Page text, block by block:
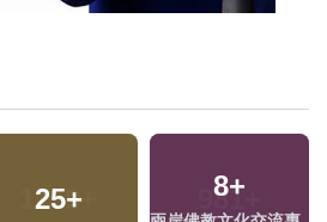
1159+ 981